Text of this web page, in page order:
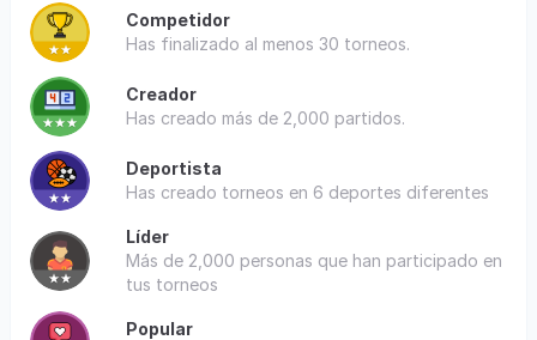
Competidor
Has finalizado al menos 30 torneos.
Creador
Has creado más de 2,000 partidos.
Deportista
Has creado torneos en 6 deportes diferentes
Líder
Más de 2,000 personas que han participado en
tus torneos
Popular